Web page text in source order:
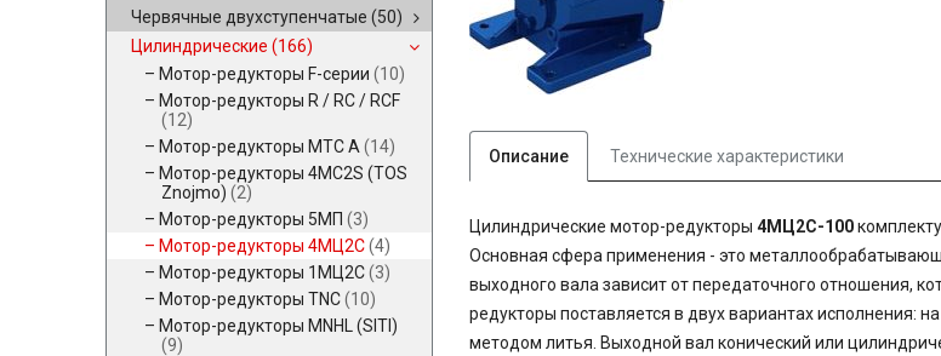
Червячные двухступенчатые (50)
Цилиндрические (166)
Мотор-редукторы F-серии (10)
Мотор-редукторы R / RC / RCF
(12)
Мотор-редукторы MTC A (14)
Мотор-редукторы 4MC2S (TOS
Znojmo) (2)
Мотор-редукторы 5МП (3)
Мотор-редукторы 4МЦ2С(4)
Мотор-редукторы 1МЦ2С(3)
Мотор-редукторы TNC(10)
Мотор-редукторы MNHL (SITI)
(9)
Описание Технические характеристики
Цилиндрические мотор-редукторы 4МЦ2С-100
Основная сфера применения - это
выходного вала зависит от передаточного отношения,
редукторы поставляется в двух вариантах исполнения:
методом литья. Выходной вал конический или